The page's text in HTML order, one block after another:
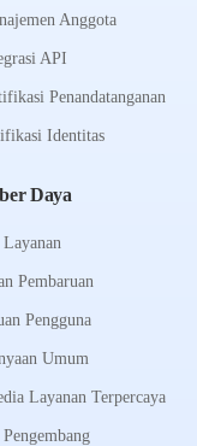
Anggota
API
Penandatanganan
Identitas
Daya
Layanan
Pembaruan
Pengguna
Umum
Layanan Terpercaya
Pengembang